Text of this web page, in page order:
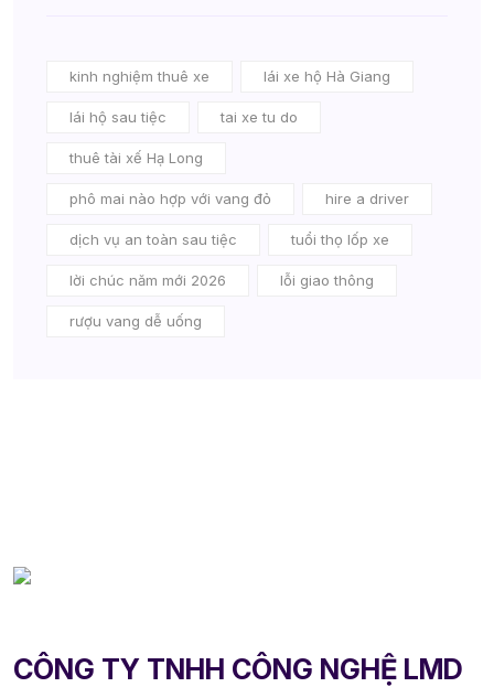
kinh nghiệm thuê xe lái xe hộ Hà Giang
lái hộ sau tiệc tai xe tu do
thuê tài xế Hạ Long
phô mai nào hợp với vang đỏ hire a driver
dịch vụ an toàn sau tiệc tuổi thọ lốp xe
lời chúc năm mới 2026 lỗi giao thông
rượu vang dễ uống
CÔNG TY TNHH CÔNG NGHỆ LMD